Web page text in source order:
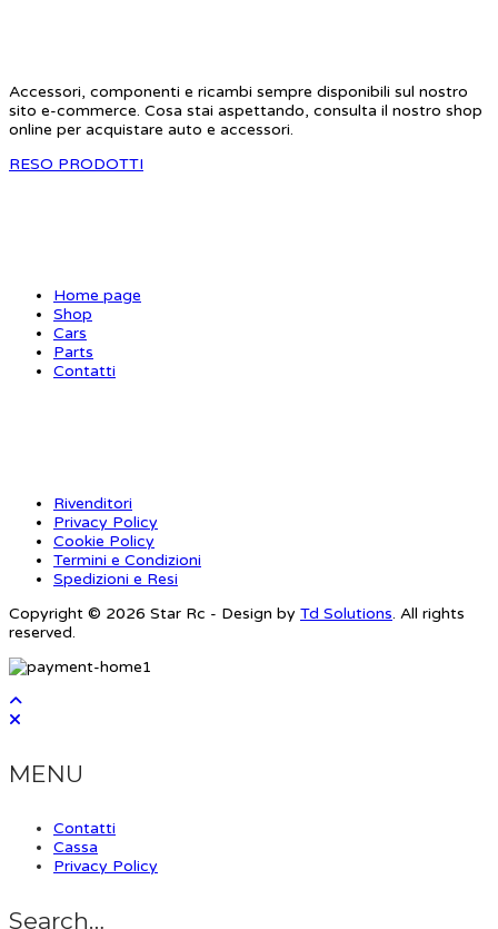
Accessori, componenti e ricambi sempre disponibili sul nostro
sito e-commerce. Cosa stai aspettando, consulta il nostro shop
online per acquistare auto e accessori.
RESO PRODOTTI
Home page
Shop
Cars
Parts
Contatti
Rivenditori
Privacy Policy
Cookie Policy
Termini e Condizioni
Spedizioni e Resi
Copyright © 2026 Star Rc - Design by Td Solutions. All rights
reserved.
MENU
Contatti
Cassa
Privacy Policy
Search…